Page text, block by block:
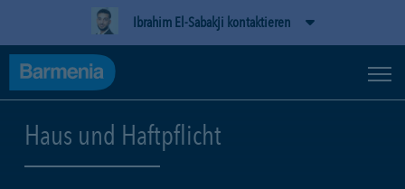
Ibrahim El-Sabakji kontaktieren
Haus und Haftpflicht